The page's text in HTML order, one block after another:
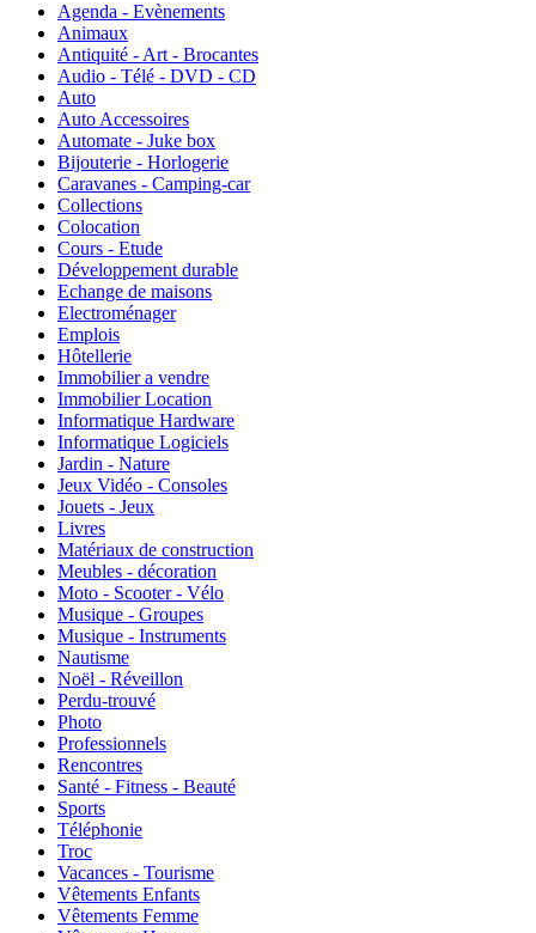
Agenda - Evènements
Animaux
Antiquité - Art - Brocantes
Audio - Télé - DVD - CD
Auto
Auto Accessoires
Automate - Juke box
Bijouterie - Horlogerie
Caravanes - Camping-car
Collections
Colocation
Cours - Etude
Développement durable
Echange de maisons
Electroménager
Emplois
Hôtellerie
Immobilier a vendre
Immobilier Location
Informatique Hardware
Informatique Logiciels
Jardin - Nature
Jeux Vidéo - Consoles
Jouets - Jeux
Livres
Matériaux de construction
Meubles - décoration
Moto - Scooter - Vélo
Musique - Groupes
Musique - Instruments
Nautisme
Noël - Réveillon
Perdu-trouvé
Photo
Professionnels
Rencontres
Santé - Fitness - Beauté
Sports
Téléphonie
Troc
Vacances - Tourisme
Vêtements Enfants
Vêtements Femme